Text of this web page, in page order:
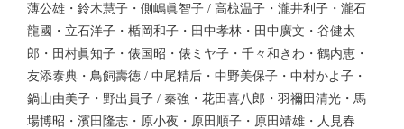
薄公雄・鈴木慧子・側嶋眞智子 / 高椋温子・瀧井利子・瀧石
龍國・立石洋子・楯岡和子・田中孝林・田中廣文・谷健太
郎・田村眞知子・俵国昭・俵ミヤ子・千々和きわ・鶴内恵・
友添泰典・鳥飼壽徳 / 中尾精后・中野美保子・中村かよ子・
鍋山由美子・野出員子 / 秦強・花田喜八郎・羽禰田清光・馬
場博昭・濱田隆志・原小夜・原田順子・原田靖雄・人見春